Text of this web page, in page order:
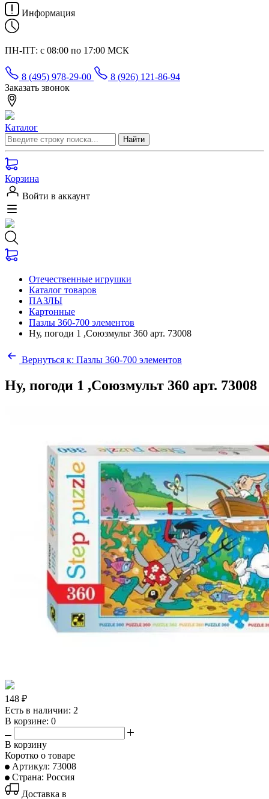
Информация
ПН-ПТ: с 08:00 по 17:00 МСК
8 (495) 978-29-00
8 (926) 121-86-94
Заказать звонок
Каталог
Корзина
Войти в аккаунт
Отечественные игрушки
Каталог товаров
ПАЗЛЫ
Картонные
Пазлы 360-700 элементов
Ну, погоди 1 ,Союзмульт 360 арт. 73008
Вернуться к: Пазлы 360-700 элементов
Ну, погоди 1 ,Союзмульт 360 арт. 73008
148 ₽
Есть в наличии: 2
В корзине: 0
В корзину
Коротко о товаре
Артикул: 73008
Страна: Россия
Доставка в